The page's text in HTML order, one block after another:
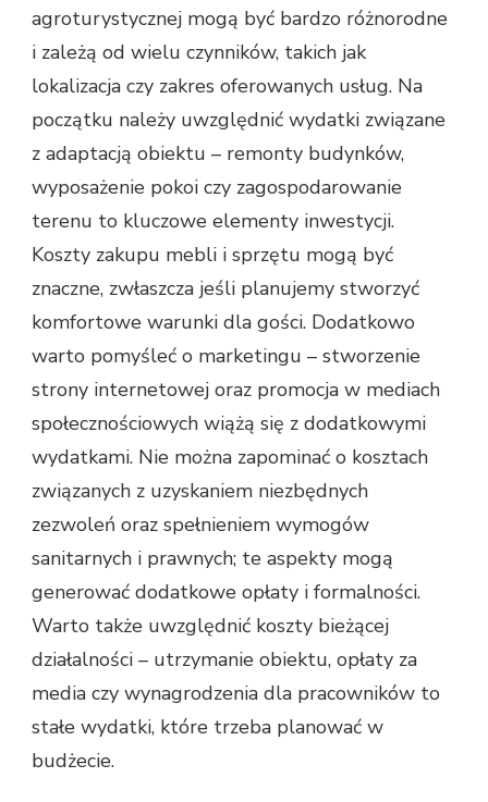
agroturystycznej mogą być bardzo różnorodne
i zależą od wielu czynników, takich jak
lokalizacja czy zakres oferowanych usług. Na
początku należy uwzględnić wydatki związane
z adaptacją obiektu – remonty budynków,
wyposażenie pokoi czy zagospodarowanie
terenu to kluczowe elementy inwestycji.
Koszty zakupu mebli i sprzętu mogą być
znaczne, zwłaszcza jeśli planujemy stworzyć
komfortowe warunki dla gości. Dodatkowo
warto pomyśleć o marketingu – stworzenie
strony internetowej oraz promocja w mediach
społecznościowych wiążą się z dodatkowymi
wydatkami. Nie można zapominać o kosztach
związanych z uzyskaniem niezbędnych
zezwoleń oraz spełnieniem wymogów
sanitarnych i prawnych; te aspekty mogą
generować dodatkowe opłaty i formalności.
Warto także uwzględnić koszty bieżącej
działalności – utrzymanie obiektu, opłaty za
media czy wynagrodzenia dla pracowników to
stałe wydatki, które trzeba planować w
budżecie.